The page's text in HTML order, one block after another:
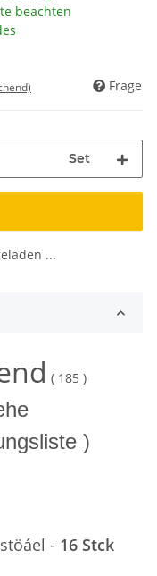
beachten
Frage
Set
...
( 185 )
)
- 16 Stck